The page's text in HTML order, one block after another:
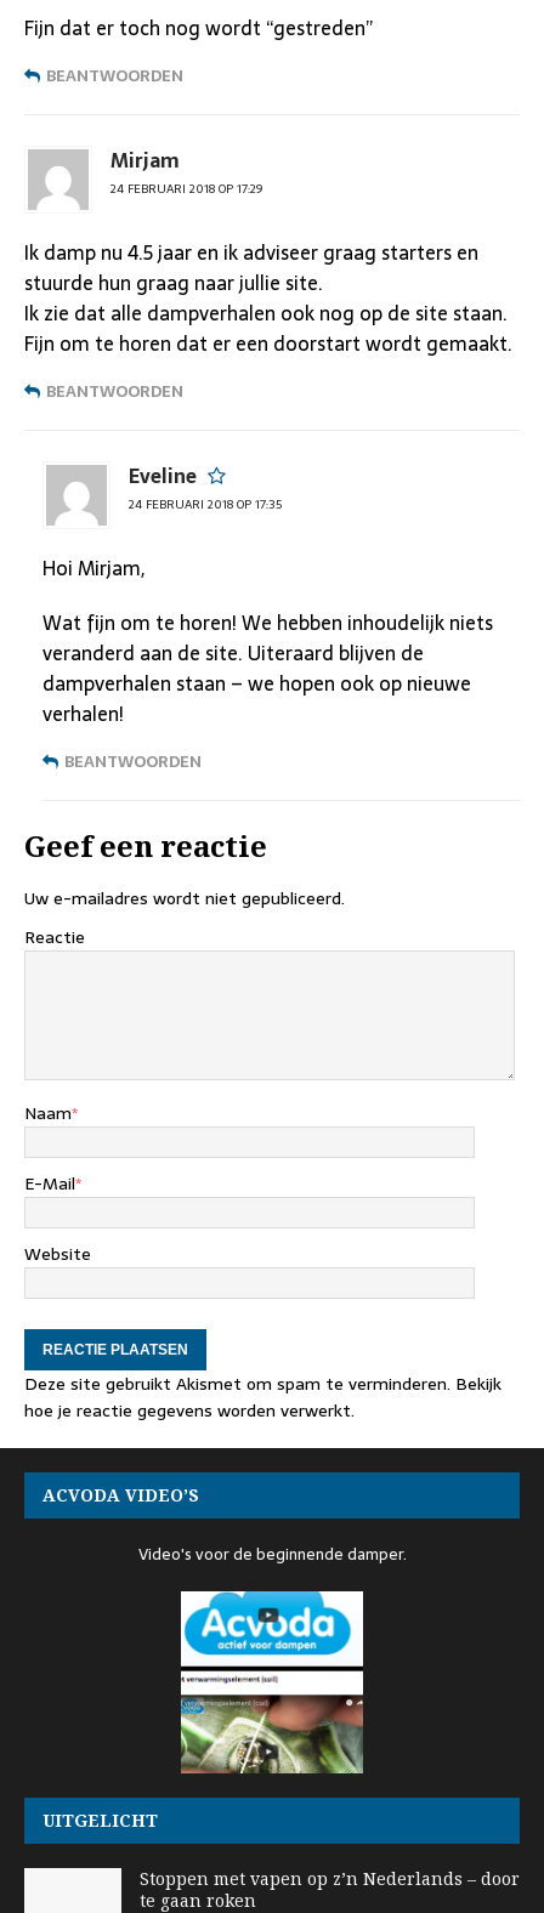
Fijn dat er toch nog wordt “gestreden”
BEANTWOORDEN
Mirjam
24 FEBRUARI 2018 OP 17:29
Ik damp nu 4.5 jaar en ik adviseer graag starters en
stuurde hun graag naar jullie site.
Ik zie dat alle dampverhalen ook nog op de site staan.
Fijn om te horen dat er een doorstart wordt gemaakt.
BEANTWOORDEN
Eveline
24 FEBRUARI 2018 OP 17:35
Hoi Mirjam,
Wat fijn om te horen! We hebben inhoudelijk niets
veranderd aan de site. Uiteraard blijven de
dampverhalen staan – we hopen ook op nieuwe
verhalen!
BEANTWOORDEN
Geef een reactie
Uw e-mailadres wordt niet gepubliceerd.
Reactie
Naam*
E-Mail*
Website
Deze site gebruikt Akismet om spam te verminderen. Bekijk
hoe je reactie gegevens worden verwerkt.
ACVODA VIDEO’S
Video's voor de beginnende damper.
UITGELICHT
Stoppen met vapen op z’n Nederlands – door
te gaan roken